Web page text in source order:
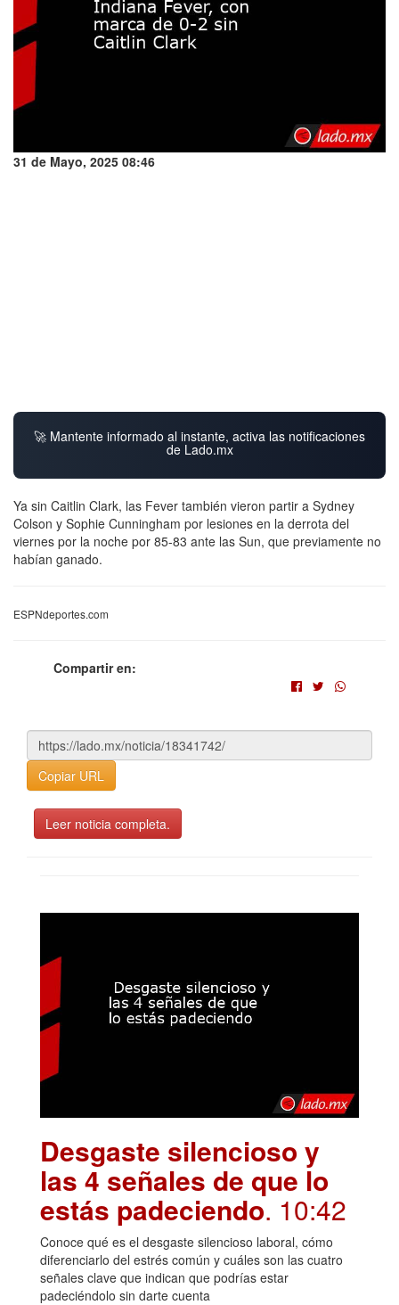
31 de Mayo, 2025 08:46
🚀 Mantente informado al instante, activa las notificaciones
de Lado.mx
Ya sin Caitlin Clark, las Fever también vieron partir a Sydney
Colson y Sophie Cunningham por lesiones en la derrota del
viernes por la noche por 85-83 ante las Sun, que previamente no
habían ganado.
ESPNdeportes.com
Compartir en:
Copiar URL
Leer noticia completa.
Desgaste silencioso y
las 4 señales de que lo
estás padeciendo. 10:42
Conoce qué es el desgaste silencioso laboral, cómo
diferenciarlo del estrés común y cuáles son las cuatro
señales clave que indican que podrías estar
padeciéndolo sin darte cuenta